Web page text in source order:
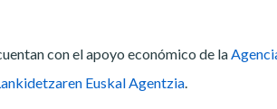
con el apoyo económico de la
Euskal Agentzia